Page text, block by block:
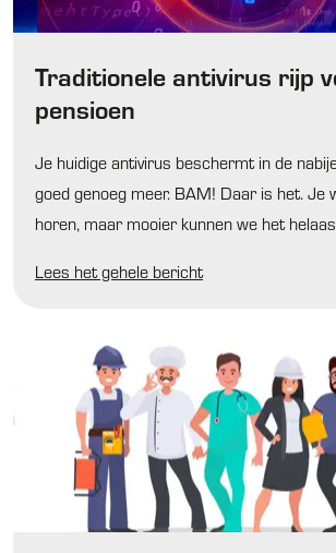
Traditionele antivirus rijp
pensioen
Je huidige antivirus beschermt in de
goed genoeg meer. BAM! Daar is het. Je
horen, maar mooier kunnen we het
Lees het gehele bericht